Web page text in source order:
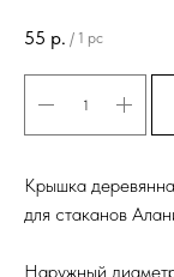
55 р. / 1 pc
Крышка
для стаканов
Наружный